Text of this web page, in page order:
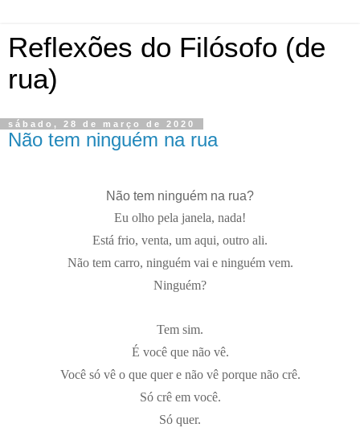
Reflexões do Filósofo (de
rua)
sábado, 28 de março de 2020
Não tem ninguém na rua
Não tem ninguém na rua?
Eu olho pela janela, nada!
Está frio, venta, um aqui, outro ali.
Não tem carro, ninguém vai e ninguém vem.
Ninguém?
Tem sim.
É você que não vê.
Você só vê o que quer e não vê porque não crê.
Só crê em você.
Só quer.